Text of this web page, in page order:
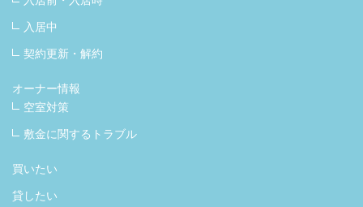
入居中
契約更新・解約
オーナー情報
空室対策
敷金に関するトラブル
買いたい
貸したい